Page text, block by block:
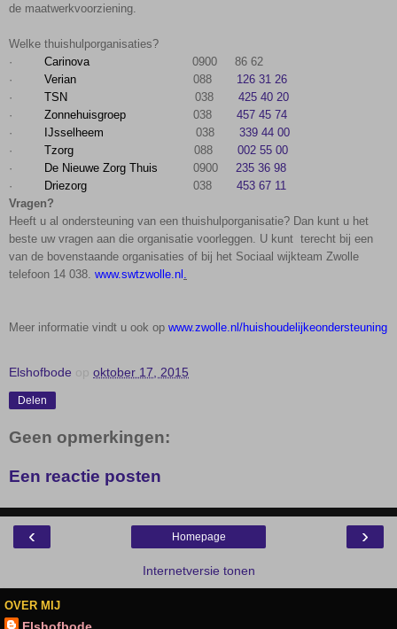
de maatwerkvoorziening.
Welke thuishulporganisaties?
·
Carinova 0900 86 62
·
Verian 088 126 31 26
·
TSN 038 425 40 20
·
Zonnehuisgroep 038 457 45 74
·
IJsselheem 038 339 44 00
·
Tzorg 088 002 55 00
·
De Nieuwe Zorg Thuis 0900 235 36 98
·
Driezorg 038 453 67 11
Vragen?
Heeft u al ondersteuning van een thuishulporganisatie? Dan kunt u het
beste uw vragen aan die organisatie voorleggen. U kunt terecht bij een
van de bovenstaande organisaties of bij het Sociaal wijkteam Zwolle
telefoon 14 038. www.swtzwolle.nl
Meer informatie vindt u ook op www.zwolle.nl/huishoudelijkeondersteuning
Elshofbode op oktober 17, 2015
Delen
Geen opmerkingen:
Een reactie posten
‹ ›
Homepage
Internetversie tonen
OVER MIJ